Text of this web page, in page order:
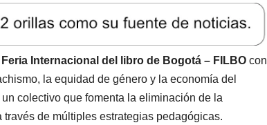
Feria Internacional del libro de Bogotá – FILBO con
la equidad de género y la economía del
colectivo que fomenta la eliminación de la
de múltiples estrategias pedagógicas.